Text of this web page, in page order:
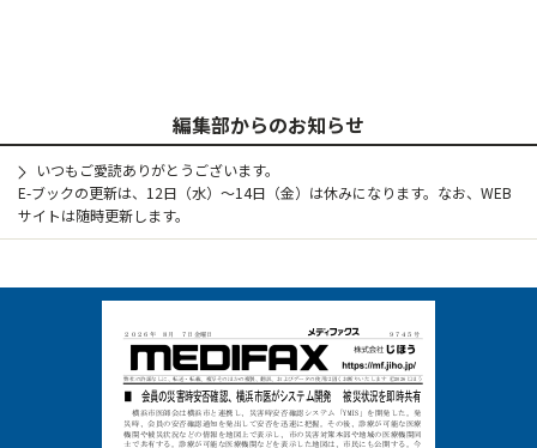
編集部からのお知らせ
いつもご愛読ありがとうございます。
E-ブックの更新は、12日（水）～14日（金）は休みになります。なお、WEB
サイトは随時更新します。